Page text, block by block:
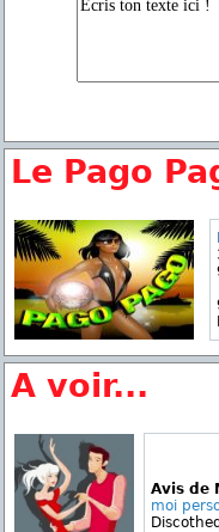
Le Pago
A voir...
Avis de
moi